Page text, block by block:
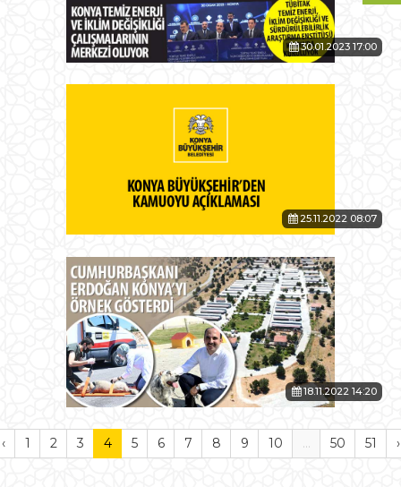
30.01.2023 17:00
25.11.2022 08:07
18.11.2022 14:20
‹ 1 2 3 4 5 6 7 8 9 10 ... 50 51 ›